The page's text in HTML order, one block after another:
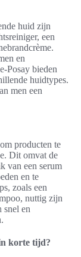
huid zijn
een
en
Posay bieden
huidtypes.
men een
producten te
Dit omvat de
van een serum
en te
zoals een
nuttig zijn
snel en
korte tijd?